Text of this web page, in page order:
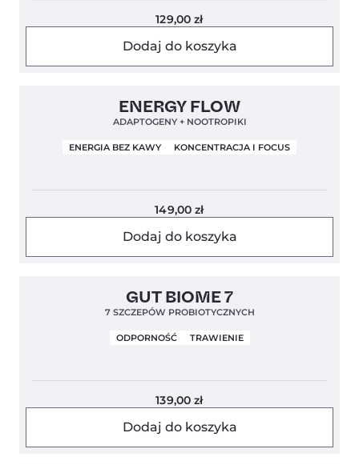
129,00zł
Dodaj do koszyka
Mundial 2026
ENERGY FLOW
ADAPTOGENY + NOOTROPIKI
ENERGIA BEZ KAWY KONCENTRACJA I FOCUS
149,00zł
Dodaj do koszyka
GUT BIOME 7
7 SZCZEPÓW PROBIOTYCZNYCH
ODPORNOŚĆ TRAWIENIE
139,00zł
Dodaj do koszyka